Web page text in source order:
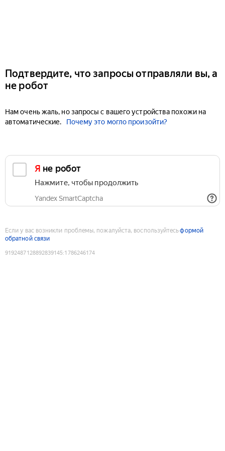
Подтвердите, что запросы отправляли вы, а
не робот
Нам очень жаль, но запросы с вашего устройства похожи на
автоматические.
Почему это могло произойти?
Я не робот
Нажмите, чтобы продолжить
Yandex SmartCaptcha
Если у вас возникли проблемы, пожалуйста, воспользуйтесьформой
обратной связи
9192487128892839145:1786246174